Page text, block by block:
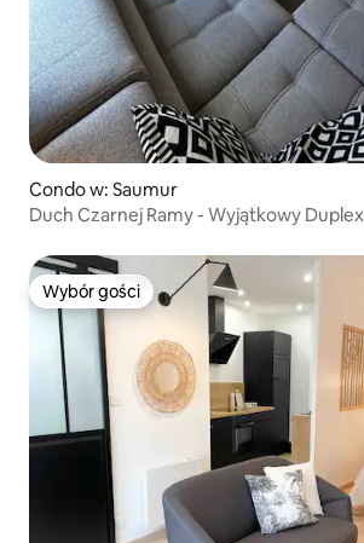
Condo w: Saumur
Duch Czarnej Ramy - Wyjątkowy Duplex
Wybór gości
Wybór gości